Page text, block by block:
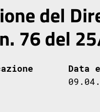
del
76 del
Data